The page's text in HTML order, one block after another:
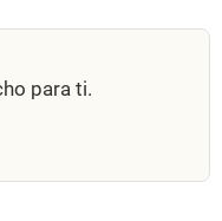
para ti.